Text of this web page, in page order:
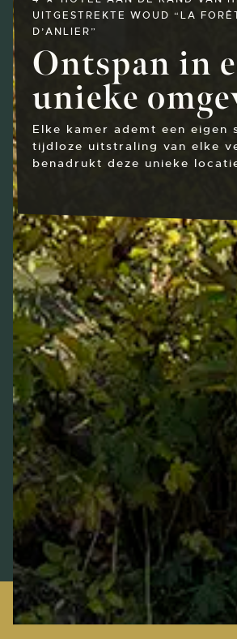
UITGESTREKTE WOUD “LA
D’ANLIER”
Ontspan in
unieke
Elke kamer ademt een eigen
tijdloze uitstraling van elke
benadrukt deze unieke